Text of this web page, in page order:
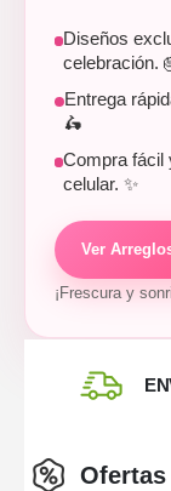
Diseños
celebración.
Entrega
🛵
Compra fácil
celular. ✨
Ver
¡Frescura y